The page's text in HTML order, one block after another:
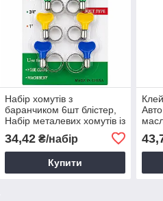
Набір хомутів з
баранчиком 6шт блістер,
Набір металевих хомутів із
баранчиком нержавіюча
сталь
34,42₴/набір
Купити